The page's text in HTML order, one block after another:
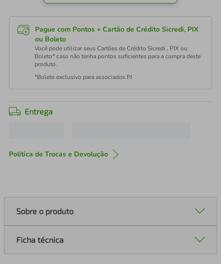
Pague com Pontos + Cartão de Crédito Sicredi, PIX
ou Boleto
Você pode utilizar seus Cartões de Crédito Sicredi , PIX ou
Boleto* caso não tenha pontos suficientes para a compra deste
produto.
*Boleto exclusivo para associados PJ
Entrega
Política de Trocas e Devolução
Sobre o produto
Ficha técnica